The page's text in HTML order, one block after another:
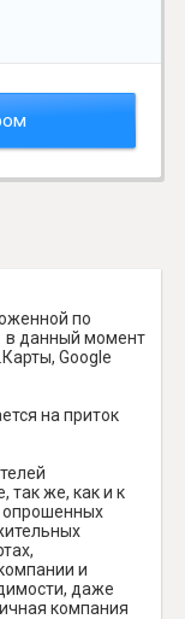
по
в данный момент
Google
на приток
так же, как и к
опрошенных
и
даже
компания